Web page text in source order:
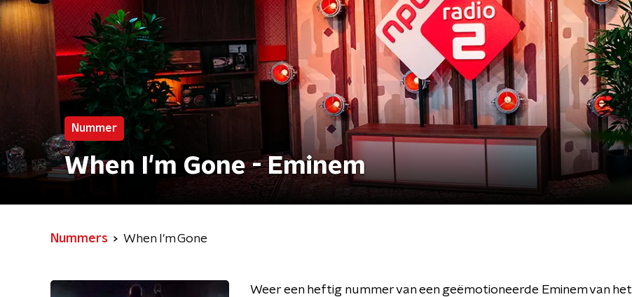
Nummer
When I'm Gone - Eminem
Nummers When I'm Gone
Weer een heftig nummer van een geëmotioneerde Eminem van het